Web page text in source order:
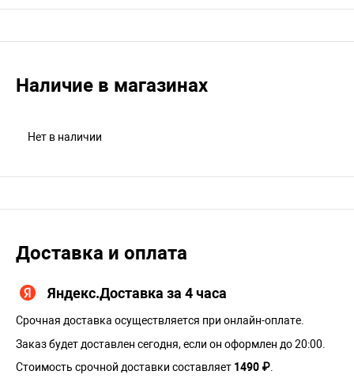
Наличие в магазинах
Нет в наличии
Доставка и оплата
Яндекс.Доставка за 4 часа
Срочная доставка осуществляется при онлайн-оплате.
Заказ будет доставлен сегодня, если он оформлен до 20:00.
Стоимость срочной доставки составляет 1490 ₽.